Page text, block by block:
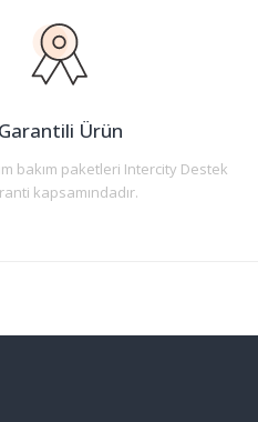
Garantili Ürün
bakım paketleri Intercity Destek
kapsamındadır.